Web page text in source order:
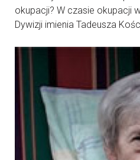
okupacji? W czasie okupacji
Dywizji imienia Tadeusza